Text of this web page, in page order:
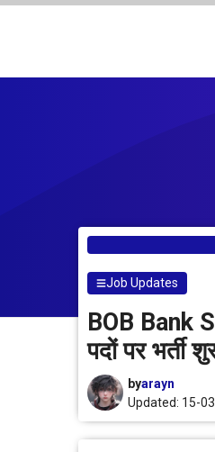
Skip
Job Updates
BOB Bank
पदों पर
byarayn
Updated: 15-